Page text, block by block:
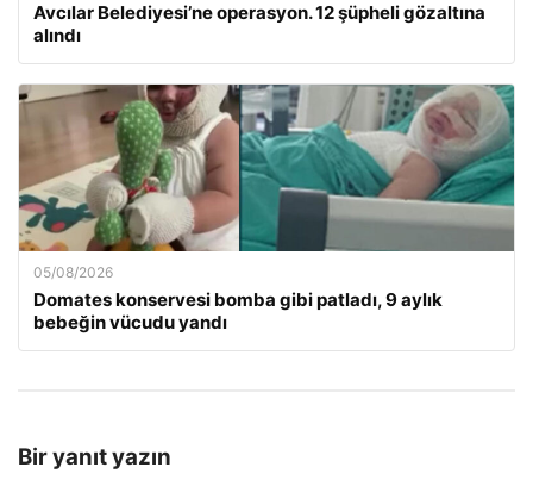
Avcılar Belediyesi’ne operasyon. 12 şüpheli gözaltına
alındı
05/08/2026
Domates konservesi bomba gibi patladı, 9 aylık
bebeğin vücudu yandı
Bir yanıt yazın